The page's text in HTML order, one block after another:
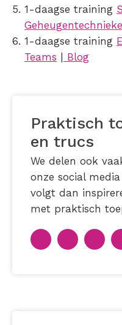
1-daagse training
1-daagse training
Teams | Blog
Praktisch
en trucs
We delen ook
onze social
volgt dan
met praktisch